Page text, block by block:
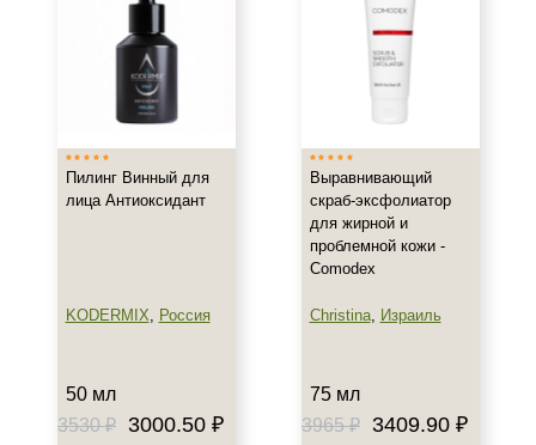
Пилинг Винный для
лица Антиоксидант
KODERMIX, Россия
50 мл
3530 ₽
3000.50 ₽
Выравнивающий
скраб-эксфолиатор
для жирной и
проблемной кожи -
Comodex
Christina, Израиль
75 мл
3965 ₽
3409.90 ₽